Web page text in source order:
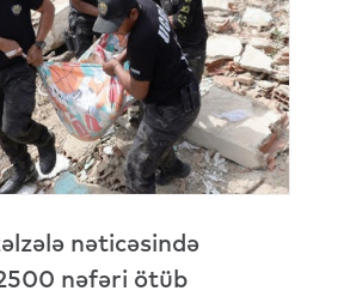
nəticəsində
nəfəri ötüb